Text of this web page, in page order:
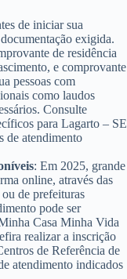
de iniciar sua
exigida.
de residência
e comprovante
pessoas com
como laudos
Consulte
para Lagarto – SE
de atendimento
: Em 2025, grande
online, através das
de prefeituras
pode ser
Casa Minha Vida
realizar a inscrição
de Referência de
atendimento indicados